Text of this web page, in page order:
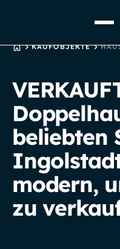
STARTSEITE
KAUFOBJEKTE
beliebten
modern,
zu